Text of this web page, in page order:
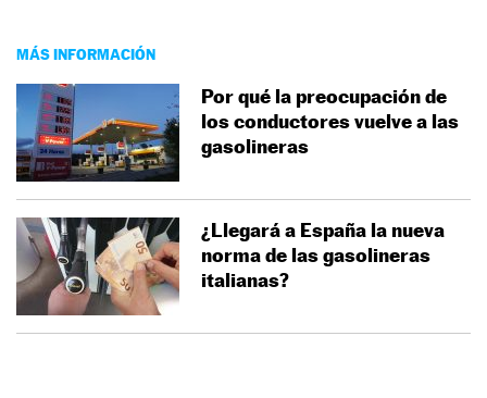
MÁS INFORMACIÓN
Por qué la preocupación de
los conductores vuelve a las
gasolineras
¿Llegará a España la nueva
norma de las gasolineras
italianas?